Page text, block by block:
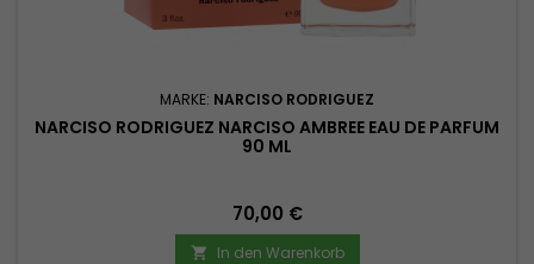
MARKE: NARCISO RODRIGUEZ
NARCISO RODRIGUEZ NARCISO AMBREE EAU DE PARFUM
90 ML
Preis
70,00 €
 In den Warenkorb